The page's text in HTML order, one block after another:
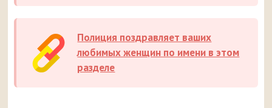
Полиция поздравляет ваших
любимых женщин по имени в этом
разделе